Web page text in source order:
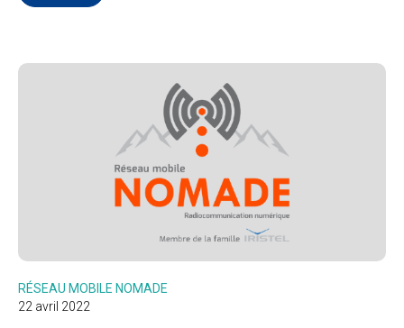
RÉSEAU MOBILE NOMADE
22 avril 2022